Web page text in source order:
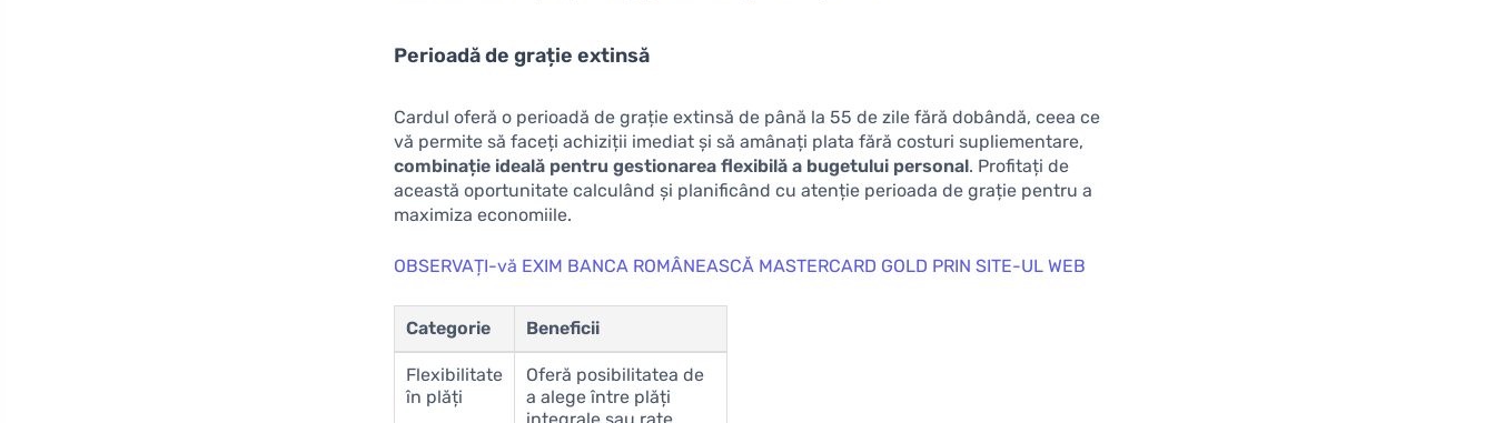
Perioadă de grație extinsă
Cardul oferă o perioadă de grație extinsă de până la 55 de zile fără dobândă, ceea ce
vă permite să faceți achiziții imediat și să amânați plata fără costuri supliementare,
combinație ideală pentru gestionarea flexibilă a bugetului personal. Profitați de
această oportunitate calculând și planificând cu atenție perioada de grație pentru a
maximiza economiile.
OBSERVAȚI-vă EXIM BANCA ROMÂNEASCĂ MASTERCARD GOLD PRIN SITE-UL WEB
Categorie Beneficii
Flexibilitate
în plăți
Oferă posibilitatea de
a alege între plăți